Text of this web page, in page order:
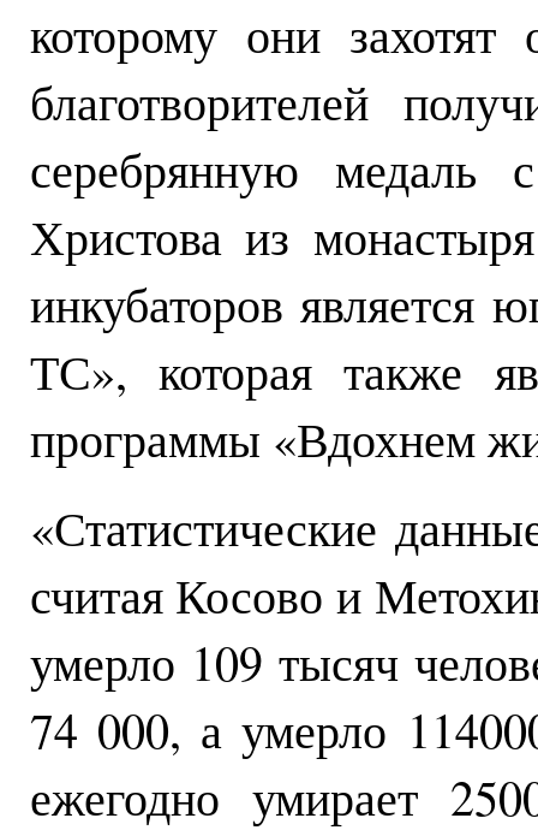
которому они
благотворителей
серебрянную медаль
Христова из
инкубаторов является
ТС», которая также
программы «Вдохнем
«Статистические
считая Косово и
умерло 109 тысяч
74 000, а умерло
ежегодно умирает